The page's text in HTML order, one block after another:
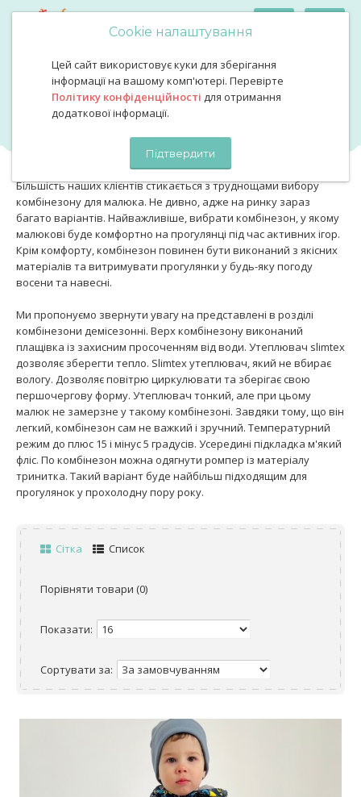
Cookie налаштування
Цей сайт використовує куки для зберігання
інформації на вашому комп'ютері. Перевірте
Політику конфіденційності для отримання
додаткової інформації.
Підтвердити
Одяг для хлопчиків (1-5 років )
Демісезонний комбінезон на хлопчика
Демісезонний комбінезон на
хлопчика
Більшість наших клієнтів стикається з труднощами вибору
комбінезону для малюка. Не дивно, адже на ринку зараз
багато варіантів. Найважливіше, вибрати комбінезон, у якому
малюкові буде комфортно на прогулянці під час активних ігор.
Крім комфорту, комбінезон повинен бути виконаний з якісних
матеріалів та витримувати прогулянки у будь-яку погоду
восени та навесні.
Ми пропонуємо звернути увагу на представлені в розділі
комбінезони демісезонні. Верх комбінезону виконаний
плащівка із захисним просоченням від води. Утеплювач slimtex
дозволяє зберегти тепло. Slimtex утеплювач, який не вбирає
вологу. Дозволяє повітрю циркулювати та зберігає свою
першочергову форму. Утеплювач тонкий, але при цьому
малюк не замерзне у такому комбінезоні. Завдяки тому, що він
легкий, комбінезон сам не важкий і зручний. Температурний
режим до плюс 15 і мінус 5 градусів. Усередині підкладка м'який
фліс. По комбінезон можна одягнути ромпер із матеріалу
тринитка. Такий варіант буде найбільш підходящим для
прогулянок у прохолодну пору року.
Сітка Список
Порівняти товари (0)
Показати:
Сортувати за: